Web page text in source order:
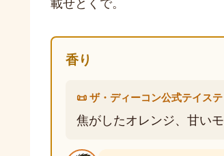
載せとくで。
香り
📜 ザ・ディーコン公式テイス
焦がしたオレンジ、甘い